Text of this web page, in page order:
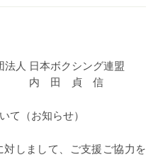
法人 日本ボクシング連盟
内 田 貞 信
て（お知らせ）
しまして、ご支援ご協力を